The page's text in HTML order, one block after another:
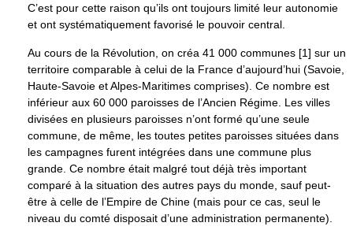
C’est pour cette raison qu’ils ont toujours limité leur autonomie
et ont systématiquement favorisé le pouvoir central.
Au cours de la Révolution, on créa 41 000 communes [1] sur un
territoire comparable à celui de la France d’aujourd’hui (Savoie,
Haute-Savoie et Alpes-Maritimes comprises). Ce nombre est
inférieur aux 60 000 paroisses de l’Ancien Régime. Les villes
divisées en plusieurs paroisses n’ont formé qu’une seule
commune, de même, les toutes petites paroisses situées dans
les campagnes furent intégrées dans une commune plus
grande. Ce nombre était malgré tout déjà très important
comparé à la situation des autres pays du monde, sauf peut-
être à celle de l’Empire de Chine (mais pour ce cas, seul le
niveau du comté disposait d’une administration permanente).